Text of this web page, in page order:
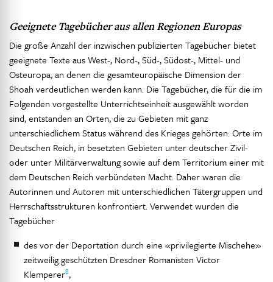
Geeignete Tagebücher aus allen Regionen Europas
Die große Anzahl der inzwischen publizierten Tagebücher bietet
geeignete Texte aus West-, Nord-, Süd-, Südost-, Mittel- und
Osteuropa, an denen die gesamteuropäische Dimension der
Shoah verdeutlichen werden kann. Die Tagebücher, die für die im
Folgenden vorgestellte Unterrichtseinheit ausgewählt worden
sind, entstanden an Orten, die zu Gebieten mit ganz
unterschiedlichem Status während des Krieges gehörten: Orte im
Deutschen Reich, in besetzten Gebieten unter deutscher Zivil-
oder unter Militärverwaltung sowie auf dem Territorium einer mit
dem Deutschen Reich verbündeten Macht. Daher waren die
Autorinnen und Autoren mit unterschiedlichen Tätergruppen und
Herrschaftsstrukturen konfrontiert. Verwendet wurden die
Tagebücher
des vor der Deportation durch eine «privilegierte Mischehe»
zeitweilig geschützten Dresdner Romanisten Victor
Klemperer8,